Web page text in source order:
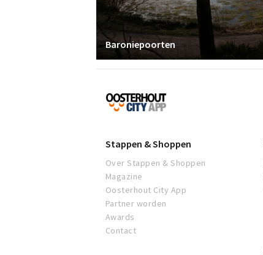
Baroniepoorten
Proef
Oosterhout
Stappen & Shoppen
Over Stappen & Shoppen
Magazine
Oosterhout City App
Partner worden
Awards
Contact